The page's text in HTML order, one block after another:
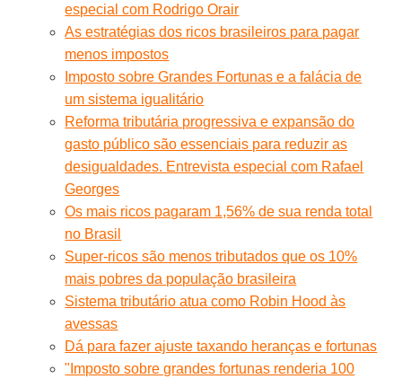
especial com Rodrigo Orair
As estratégias dos ricos brasileiros para pagar
menos impostos
Imposto sobre Grandes Fortunas e a falácia de
um sistema igualitário
Reforma tributária progressiva e expansão do
gasto público são essenciais para reduzir as
desigualdades. Entrevista especial com Rafael
Georges
Os mais ricos pagaram 1,56% de sua renda total
no Brasil
Super-ricos são menos tributados que os 10%
mais pobres da população brasileira
Sistema tributário atua como Robin Hood às
avessas
Dá para fazer ajuste taxando heranças e fortunas
"Imposto sobre grandes fortunas renderia 100